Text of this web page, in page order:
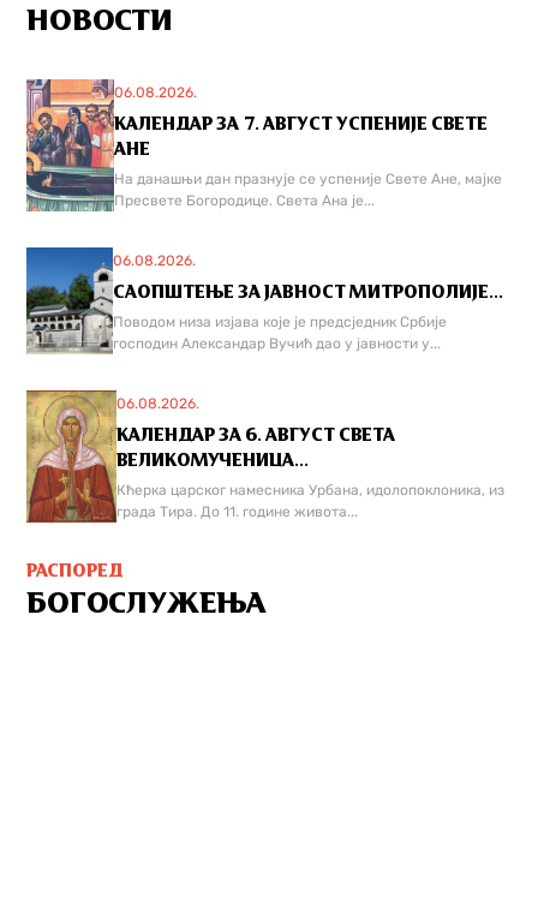
НОВОСТИ
06.08.2026.
КАЛЕНДАР ЗА 7. АВГУСТ УСПЕНИЈЕ СВЕТЕ
АНЕ
На данашњи дан празнује се успеније Свете Ане, мајке
Пресвете Богородице. Света Ана је...
06.08.2026.
САОПШТЕЊЕ ЗА ЈАВНОСТ МИТРОПОЛИЈЕ...
Поводом низа изјава које је предсједник Србије
господин Александар Вучић дао у јавности у...
06.08.2026.
КАЛЕНДАР ЗА 6. АВГУСТ СВЕТА
ВЕЛИКОМУЧЕНИЦА...
Кћерка царског намесника Урбана, идолопоклоника, из
града Тира. До 11. године живота...
РАСПОРЕД
БОГОСЛУЖЕЊА